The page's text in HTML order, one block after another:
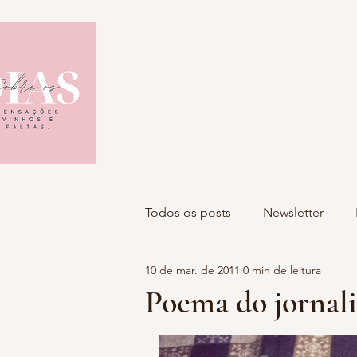
Todos os posts Newsletter
Poema do
10 de mar. de 2011 0 min de leitura